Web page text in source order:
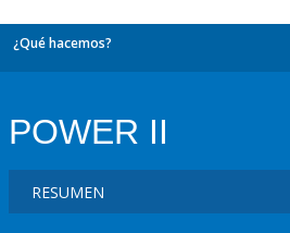
¿Qué hacemos?
POWER II